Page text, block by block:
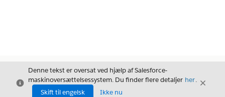
Luk
Denne tekst er oversat ved hjælp af Salesforce-
maskinoversættelsessystem. Du finder flere detaljer her.
Skift til engelsk
Ikke nu
Luk